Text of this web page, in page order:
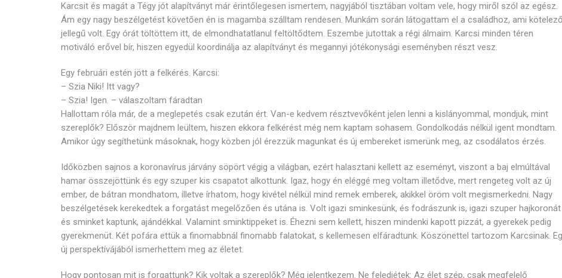
Karcsit és magát a Tégy jót alapítványt már érintőlegesen ismertem, nagyjából tisztában voltam vele, hogy miről szól az egész.
Ám egy nagy beszélgetést követően én is magamba szálltam rendesen. Munkám során látogattam el a családhoz, ami kötelező
jellegű volt. Egy órát töltöttem itt, de elmondhatatlanul feltöltődtem. Eszembe jutottak a régi álmaim. Karcsi minden téren
motiváló erővel bír, hiszen egyedül koordinálja az alapítványt és megannyi jótékonysági eseményben részt vesz.
Egy februári estén jött a felkérés. Karcsi:
– Szia Niki! Itt vagy?
– Szia! Igen. – válaszoltam fáradtan
Hallottam róla már, de a meglepetés csak ezután ért. Van-e kedvem résztvevőként jelen lenni a kislányommal, mondjuk, mint
szereplők? Először majdnem leültem, hiszen ekkora felkérést még nem kaptam sohasem. Gondolkodás nélkül igent mondtam.
Amikor úgy segíthetünk másoknak, hogy közben jól érezzük magunkat és új embereket ismerünk meg, az csodálatos érzés.
Időközben sajnos a koronavírus járvány söpört végig a világban, ezért halasztani kellett az eseményt, viszont a baj elmúltával
hamar összejöttünk és egy szuper kis csapatot alkottunk. Igaz, hogy én eléggé meg voltam illetődve, mert rengeteg volt az új
ember, de bátran mondhatom, illetve írhatom, hogy kivétel nélkül mind remek emberek, akikkel öröm volt megismerkedni. Nagy
beszélgetések kerekedtek a forgatást megelőzően és utána is. Volt igazi sminkesünk, és fodrászunk is, igazi szuper hajkoronát
és sminket kaptunk, ajándékkal. Valamint sminktippeket is. Éhezni sem kellett, hiszen mindenki kapott pizzát, a gyerekek pedig
gyerekmenüt. Két pofára ettük a finomabbnál finomabb falatokat, s kellemesen elfáradtunk. Köszönettel tartozom Karcsinak.
új perspektívájából ismerhettem meg az életet.
Hogy pontosan mit is forgattunk? Kik voltak a szereplők? Még jelentkezem. Ne feledjétek: Az élet szép, csak megfelelő